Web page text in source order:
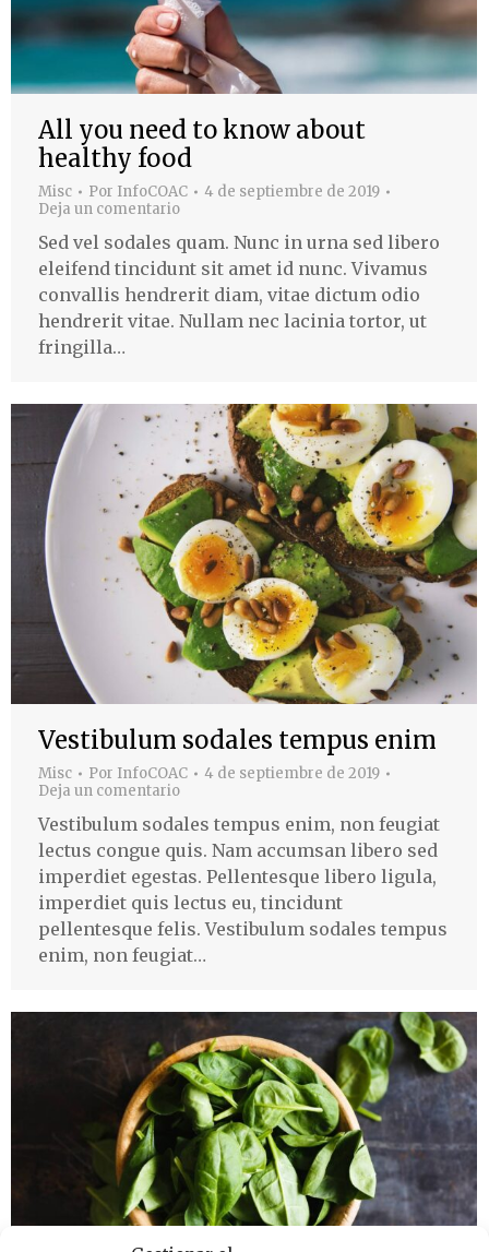
All you need to know about
healthy food
Misc Por InfoCOAC
4 de septiembre de 2019
Deja un comentario
Sed vel sodales quam. Nunc in urna sed libero
eleifend tincidunt sit amet id nunc. Vivamus
convallis hendrerit diam, vitae dictum odio
hendrerit vitae. Nullam nec lacinia tortor, ut
fringilla…
Vestibulum sodales tempus enim
Misc Por InfoCOAC
4 de septiembre de 2019
Deja un comentario
Vestibulum sodales tempus enim, non feugiat
lectus congue quis. Nam accumsan libero sed
imperdiet egestas. Pellentesque libero ligula,
imperdiet quis lectus eu, tincidunt
pellentesque felis. Vestibulum sodales tempus
enim, non feugiat…